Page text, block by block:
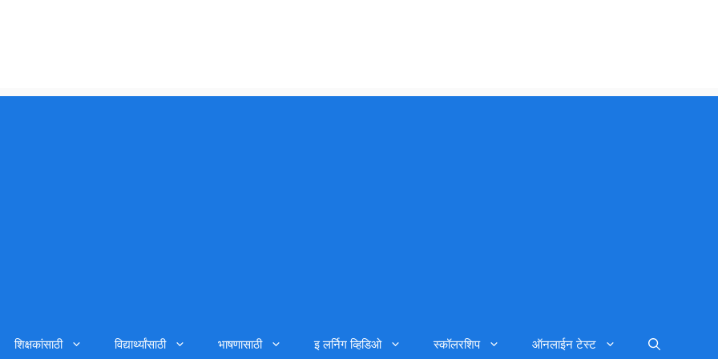
शिक्षकांसाठी विद्यार्थ्यांसाठी भाषणासाठी इ लर्निग व्हिडिओ स्कॉलरशिप ऑनलाईन टेस्ट